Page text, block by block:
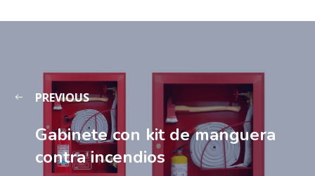
PREVIOUS
Gabinete con kit de manguera
contra incendios